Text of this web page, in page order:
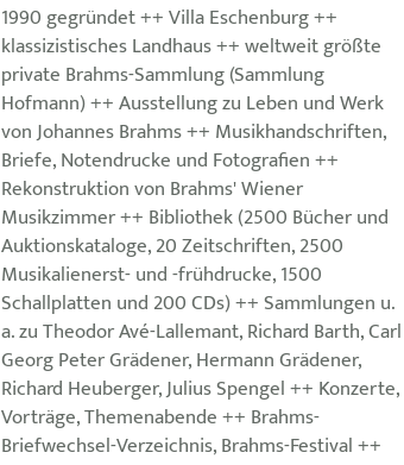
1990 gegründet ++ Villa Eschenburg ++
klassizistisches Landhaus ++ weltweit größte
private Brahms-Sammlung (Sammlung
Hofmann) ++ Ausstellung zu Leben und Werk
von Johannes Brahms ++ Musikhandschriften,
Briefe, Notendrucke und Fotografien ++
Rekonstruktion von Brahms' Wiener
Musikzimmer ++ Bibliothek (2500 Bücher und
Auktionskataloge, 20 Zeitschriften, 2500
Musikalienerst- und -frühdrucke, 1500
Schallplatten und 200 CDs) ++ Sammlungen u.
a. zu Theodor Avé-Lallemant, Richard Barth, Carl
Georg Peter Grädener, Hermann Grädener,
Richard Heuberger, Julius Spengel ++ Konzerte,
Vorträge, Themenabende ++ Brahms-
Briefwechsel-Verzeichnis, Brahms-Festival ++